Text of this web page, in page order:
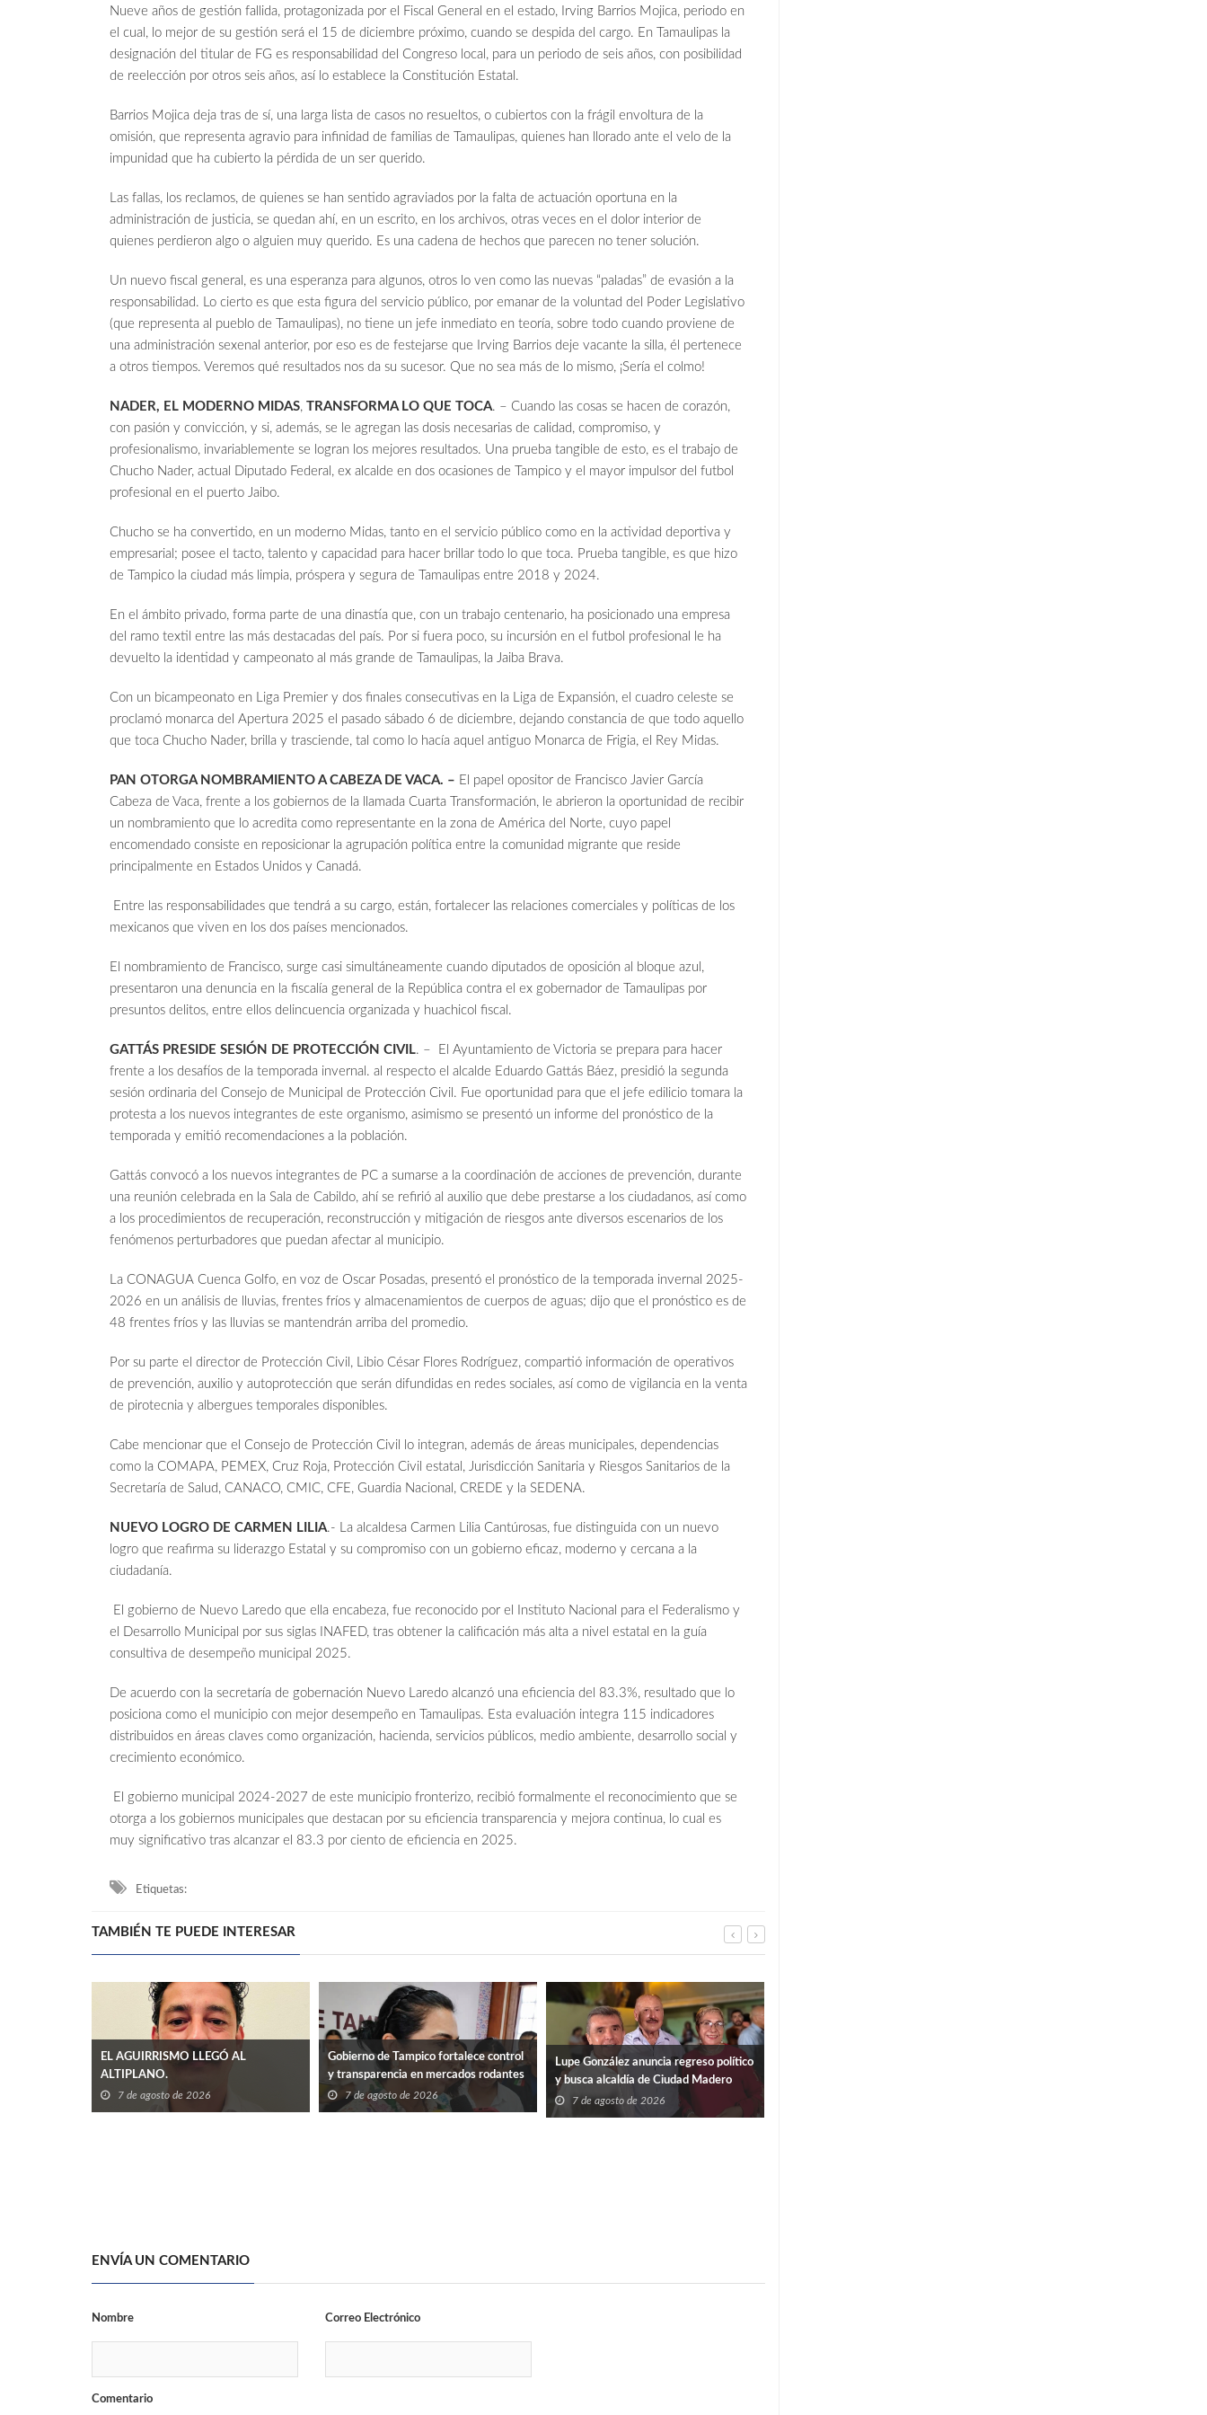
Nueve años de gestión fallida, protagonizada por el Fiscal General en el estado, Irving Barrios Mojica, periodo en
el cual, lo mejor de su gestión será el 15 de diciembre próximo, cuando se despida del cargo. En Tamaulipas la
designación del titular de FG es responsabilidad del Congreso local, para un periodo de seis años, con posibilidad
de reelección por otros seis años, así lo establece la Constitución Estatal.
Barrios Mojica deja tras de sí, una larga lista de casos no resueltos, o cubiertos con la frágil envoltura de la
omisión, que representa agravio para infinidad de familias de Tamaulipas, quienes han llorado ante el velo de la
impunidad que ha cubierto la pérdida de un ser querido.
Las fallas, los reclamos, de quienes se han sentido agraviados por la falta de actuación oportuna en la
administración de justicia, se quedan ahí, en un escrito, en los archivos, otras veces en el dolor interior de
quienes perdieron algo o alguien muy querido. Es una cadena de hechos que parecen no tener solución.
Un nuevo fiscal general, es una esperanza para algunos, otros lo ven como las nuevas “paladas” de evasión a la
responsabilidad. Lo cierto es que esta figura del servicio público, por emanar de la voluntad del Poder Legislativo
(que representa al pueblo de Tamaulipas), no tiene un jefe inmediato en teoría, sobre todo cuando proviene de
una administración sexenal anterior, por eso es de festejarse que Irving Barrios deje vacante la silla, él pertenece
a otros tiempos. Veremos qué resultados nos da su sucesor. Que no sea más de lo mismo, ¡Sería el colmo!
NADER, EL MODERNO MIDAS, TRANSFORMA LO QUE TOCA. – Cuando las cosas se hacen de corazón,
con pasión y convicción, y si, además, se le agregan las dosis necesarias de calidad, compromiso, y
profesionalismo, invariablemente se logran los mejores resultados. Una prueba tangible de esto, es el trabajo de
Chucho Nader, actual Diputado Federal, ex alcalde en dos ocasiones de Tampico y el mayor impulsor del futbol
profesional en el puerto Jaibo.
Chucho se ha convertido, en un moderno Midas, tanto en el servicio público como en la actividad deportiva y
empresarial; posee el tacto, talento y capacidad para hacer brillar todo lo que toca. Prueba tangible, es que hizo
de Tampico la ciudad más limpia, próspera y segura de Tamaulipas entre 2018 y 2024.
En el ámbito privado, forma parte de una dinastía que, con un trabajo centenario, ha posicionado una empresa
del ramo textil entre las más destacadas del país. Por si fuera poco, su incursión en el futbol profesional le ha
devuelto la identidad y campeonato al más grande de Tamaulipas, la Jaiba Brava.
Con un bicampeonato en Liga Premier y dos finales consecutivas en la Liga de Expansión, el cuadro celeste se
proclamó monarca del Apertura 2025 el pasado sábado 6 de diciembre, dejando constancia de que todo aquello
que toca Chucho Nader, brilla y trasciende, tal como lo hacía aquel antiguo Monarca de Frigia, el Rey Midas.
PAN OTORGA NOMBRAMIENTO A CABEZA DE VACA. – El papel opositor de Francisco Javier García
Cabeza de Vaca, frente a los gobiernos de la llamada Cuarta Transformación, le abrieron la oportunidad de recibir
un nombramiento que lo acredita como representante en la zona de América del Norte, cuyo papel
encomendado consiste en reposicionar la agrupación política entre la comunidad migrante que reside
principalmente en Estados Unidos y Canadá.
Entre las responsabilidades que tendrá a su cargo, están, fortalecer las relaciones comerciales y políticas de los
mexicanos que viven en los dos países mencionados.
El nombramiento de Francisco, surge casi simultáneamente cuando diputados de oposición al bloque azul,
presentaron una denuncia en la fiscalía general de la República contra el ex gobernador de Tamaulipas por
presuntos delitos, entre ellos delincuencia organizada y huachicol fiscal.
GATTÁS PRESIDE SESIÓN DE PROTECCIÓN CIVIL. – El Ayuntamiento de Victoria se prepara para hacer
frente a los desafíos de la temporada invernal. al respecto el alcalde Eduardo Gattás Báez, presidió la segunda
sesión ordinaria del Consejo de Municipal de Protección Civil. Fue oportunidad para que el jefe edilicio tomara la
protesta a los nuevos integrantes de este organismo, asimismo se presentó un informe del pronóstico de la
temporada y emitió recomendaciones a la población.
Gattás convocó a los nuevos integrantes de PC a sumarse a la coordinación de acciones de prevención, durante
una reunión celebrada en la Sala de Cabildo, ahí se refirió al auxilio que debe prestarse a los ciudadanos, así como
a los procedimientos de recuperación, reconstrucción y mitigación de riesgos ante diversos escenarios de los
fenómenos perturbadores que puedan afectar al municipio.
La CONAGUA Cuenca Golfo, en voz de Oscar Posadas, presentó el pronóstico de la temporada invernal 2025-
2026 en un análisis de lluvias, frentes fríos y almacenamientos de cuerpos de aguas; dijo que el pronóstico es de
48 frentes fríos y las lluvias se mantendrán arriba del promedio.
Por su parte el director de Protección Civil, Libio César Flores Rodríguez, compartió información de operativos
de prevención, auxilio y autoprotección que serán difundidas en redes sociales, así como de vigilancia en la venta
de pirotecnia y albergues temporales disponibles.
Cabe mencionar que el Consejo de Protección Civil lo integran, además de áreas municipales, dependencias
como la COMAPA, PEMEX, Cruz Roja, Protección Civil estatal, Jurisdicción Sanitaria y Riesgos Sanitarios de la
Secretaría de Salud, CANACO, CMIC, CFE, Guardia Nacional, CREDE y la SEDENA.
NUEVO LOGRO DE CARMEN LILIA.- La alcaldesa Carmen Lilia Cantúrosas, fue distinguida con un nuevo
logro que reafirma su liderazgo Estatal y su compromiso con un gobierno eficaz, moderno y cercana a la
ciudadanía.
El gobierno de Nuevo Laredo que ella encabeza, fue reconocido por el Instituto Nacional para el Federalismo y
el Desarrollo Municipal por sus siglas INAFED, tras obtener la calificación más alta a nivel estatal en la guía
consultiva de desempeño municipal 2025.
De acuerdo con la secretaría de gobernación Nuevo Laredo alcanzó una eficiencia del 83.3%, resultado que lo
posiciona como el municipio con mejor desempeño en Tamaulipas. Esta evaluación integra 115 indicadores
distribuidos en áreas claves como organización, hacienda, servicios públicos, medio ambiente, desarrollo social y
crecimiento económico.
El gobierno municipal 2024-2027 de este municipio fronterizo, recibió formalmente el reconocimiento que se
otorga a los gobiernos municipales que destacan por su eficiencia transparencia y mejora continua, lo cual es
muy significativo tras alcanzar el 83.3 por ciento de eficiencia en 2025.
Etiquetas:
TAMBIÉN TE PUEDE INTERESAR
EL AGUIRRISMO LLEGÓ AL
ALTIPLANO.
7 de agosto de 2026
Gobierno de Tampico fortalece control
y transparencia en mercados rodantes
7 de agosto de 2026
Lupe González anuncia regreso político
y busca alcaldía de Ciudad Madero
7 de agosto de 2026
ENVÍA UN COMENTARIO
Nombre Correo Electrónico
Comentario